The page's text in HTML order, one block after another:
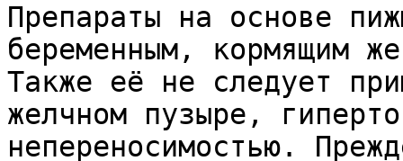
Препараты на основе
беременным, кормящим
Также её не следует
желчном пузыре,
непереносимостью.